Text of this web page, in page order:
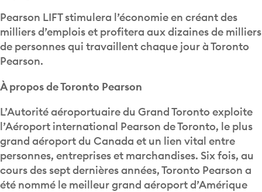
Pearson LIFT stimulera l’économie en créant des
milliers d’emplois et profitera aux dizaines de milliers
de personnes qui travaillent chaque jour à Toronto
Pearson.
À propos de Toronto Pearson
L’Autorité aéroportuaire du Grand Toronto exploite
l’Aéroport international Pearson de Toronto, le plus
grand aéroport du Canada et un lien vital entre
personnes, entreprises et marchandises. Six fois, au
cours des sept dernières années, Toronto Pearson a
été nommé le meilleur grand aéroport d’Amérique